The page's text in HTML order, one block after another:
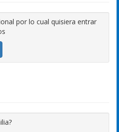
por lo cual quisiera entrar